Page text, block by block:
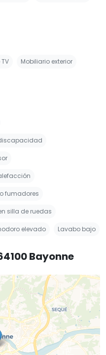
Mobiliario exterior
fumadores
silla de ruedas
elevado Lavabo bajo
Bayonne